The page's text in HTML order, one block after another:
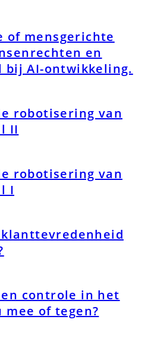
of mensgerichte
en
bij AI-ontwikkeling.
robotisering van
II
robotisering van
I
controle in het
of tegen?